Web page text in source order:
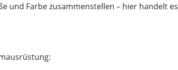
und Farbe zusammenstellen – hier handelt es